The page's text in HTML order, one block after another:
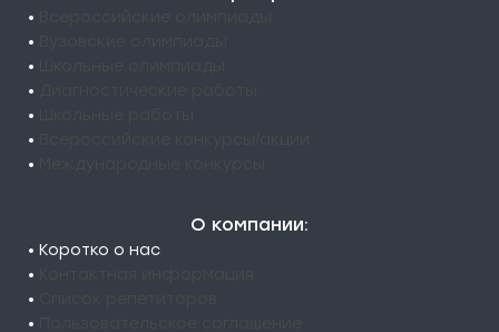
•
•
•
•
•
•
•
О компании:
• Коротко о нас
•
•
•